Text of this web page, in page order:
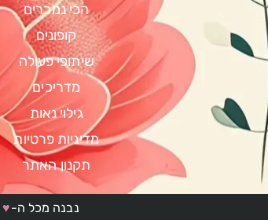
הכי נמכרים
קופונים
שיתופי פעולה
מדריכים
גילוי נאות
מדיניות פרטיות
תקנון האתר
נבנה מכל ה-♥